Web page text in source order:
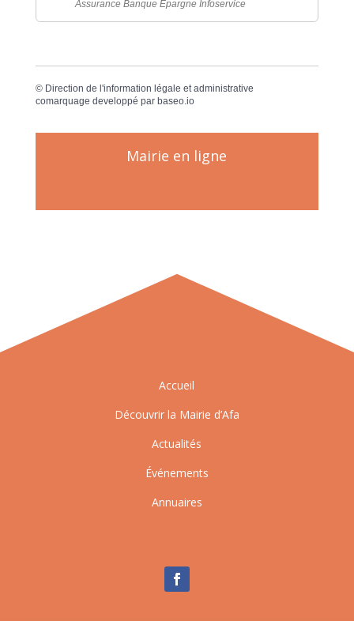
Assurance Banque Épargne Infoservice
© Direction de l'information légale et administrative
comarquage developpé par baseo.io
Mairie en ligne
Accueil
Découvrir la Mairie d’Afa
Actualités
Événements
Annuaires